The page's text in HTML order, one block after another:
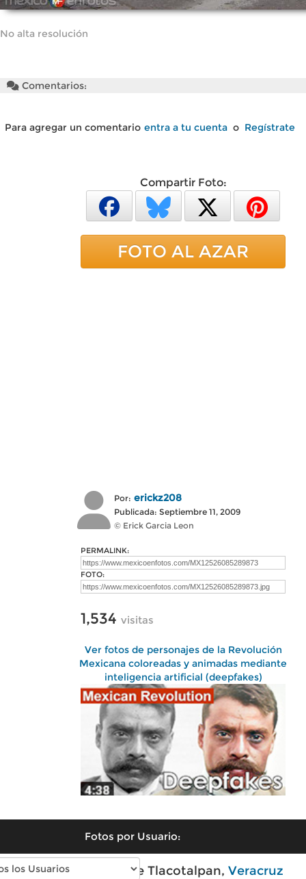
No alta resolución
Comentarios:
Para agregar un comentario entra a tu cuenta o Regístrate
Compartir Foto:
FOTO AL AZAR
Por: erickz208
Publicada: Septiembre 11, 2009
© Erick Garcia Leon
PERMALINK:
FOTO:
1,534 visitas
Ver fotos de personajes de la Revolución
Mexicana coloreadas y animadas mediante
inteligencia artificial (deepfakes)
Fotos por Usuario:
Fotos modernas de Tlacotalpan, Veracruz